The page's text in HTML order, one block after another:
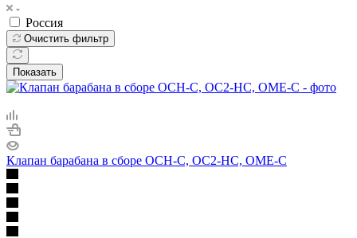
Россия
Очистить фильтр
Показать
Клапан барабана в сборе ОСН-С, ОС2-НС, ОМЕ-С